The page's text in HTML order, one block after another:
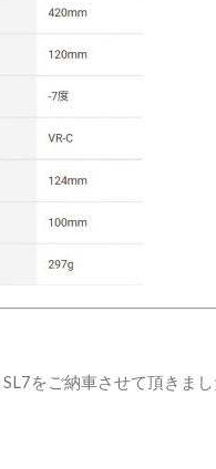
をご納車させて頂きま